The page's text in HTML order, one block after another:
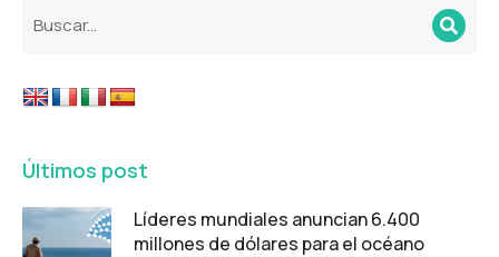
Últimos post
Líderes mundiales anuncian 6.400
millones de dólares para el océano